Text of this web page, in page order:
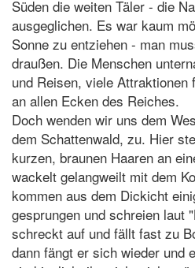
Süden die weiten Täler - die
ausgeglichen. Es war kaum
Sonne zu entziehen - man
draußen. Die Menschen
und Reisen, viele Attraktionen
an allen Ecken des Reiches.
Doch wenden wir uns dem
dem Schattenwald, zu. Hier
kurzen, braunen Haaren an
wackelt gelangweilt mit dem
kommen aus dem Dickicht
gesprungen und schreien laut
schreckt auf und fällt fast zu
dann fängt er sich wieder und